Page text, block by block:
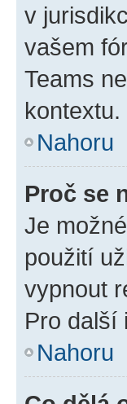
v
vašem
Teams
kontextu.
Nahoru
Proč se
Je
použití
vypnout
Pro další
Nahoru